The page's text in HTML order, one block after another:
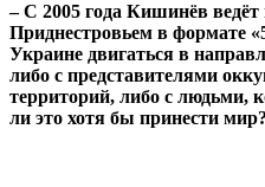
– С 2005 года Кишинёв
Приднестровьем в формате
Украине двигаться в
либо с представителями
территорий, либо с людьми,
ли это хотя бы принести мир?